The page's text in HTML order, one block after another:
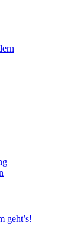
geht’s!